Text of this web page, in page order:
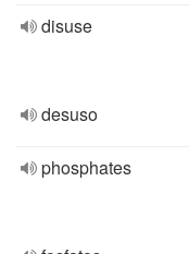
disuse
desuso
phosphates